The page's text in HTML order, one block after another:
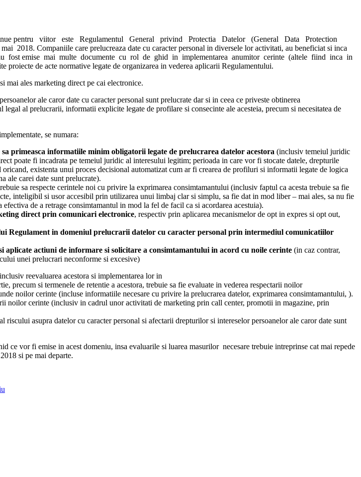
pentru viitor este Regulamentul General privind Protectia Datelor (General Data Protection
Companiile care prelucreaza date cu caracter personal in diversele lor activitati, au beneficiat si inca
fost emise mai multe documente cu rol de ghid in implementarea anumitor cerinte (altele fiind inca in
de acte normative legate de organizarea in vederea aplicarii Regulamentului.
mai ales marketing direct pe cai electronice.
ale caror date cu caracter personal sunt prelucrate dar si in ceea ce priveste obtinerea
al prelucrarii, informatii explicite legate de profilare si consecinte ale acesteia, precum si necesitatea de
se numara:
primeasca informatiile minim obligatorii legate de prelucrarea datelor acestora (inclusiv temeiul juridic
poate fi incadrata pe temeiul juridic al interesului legitim; perioada in care vor fi stocate datele, drepturile
existenta unui proces decisional automatizat cum ar fi crearea de profiluri si informatii legate de logica
ale carei date sunt prelucrate).
sa respecte cerintele noi cu privire la exprimarea consimtamantului (inclusiv faptul ca acesta trebuie sa fie
inteligibil si usor accesibil prin utilizarea unui limbaj clar si simplu, sa fie dat in mod liber – mai ales, sa nu fie
de a retrage consimtamantul in mod la fel de facil ca si acordarea acestuia).
direct prin comunicari electronice, respectiv prin aplicarea mecanismelor de opt in expres si opt out,
Regulament in domeniul prelucrarii datelor cu caracter personal prin intermediul comunicatiilor
aplicate actiuni de informare si solicitare a consimtamantului in acord cu noile cerinte (in caz contrar,
unei prelucrari neconforme si excesive)
reevaluarea acestora si implementarea lor in
precum si termenele de retentie a acestora, trebuie sa fie evaluate in vederea respectarii noilor
noilor cerinte (incluse informatiile necesare cu privire la prelucrarea datelor, exprimarea consimtamantului, ).
noilor cerinte (inclusiv in cadrul unor activitati de marketing prin call center, promotii in magazine, prin
riscului asupra datelor cu caracter personal si afectarii drepturilor si intereselor persoanelor ale caror date sunt
ce vor fi emise in acest domeniu, insa evaluarile si luarea masurilor necesare trebuie intreprinse cat mai repede
si pe mai departe.